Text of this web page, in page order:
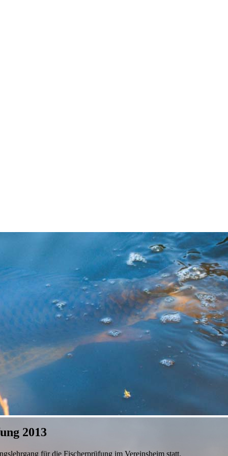
2013
für die Fischerprüfung im Vereinsheim statt.